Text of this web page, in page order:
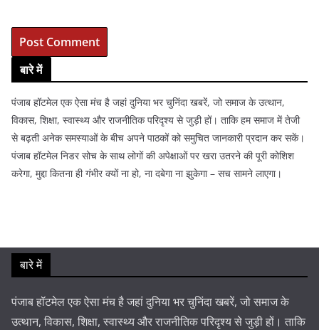
बारे में
पंजाब हॉटमेल एक ऐसा मंच है जहां दुनिया भर चुनिंदा खबरें, जो समाज के उत्थान,
विकास, शिक्षा, स्वास्थ्य और राजनीतिक परिदृश्य से जुड़ी हों। ताकि हम समाज में तेजी
से बढ़ती अनेक समस्याओं के बीच अपने पाठकों को समुचित जानकारी प्रदान कर सकें।
पंजाब हॉटमेल निडर सोच के साथ लोगों की अपेक्षाओं पर खरा उतरने की पूरी कोशिश
करेगा, मुद्दा कितना ही गंभीर क्यों ना हो, ना दबेगा ना झुकेगा – सच सामने लाएगा।
बारे में
पंजाब हॉटमेल एक ऐसा मंच है जहां दुनिया भर चुनिंदा खबरें, जो समाज के
उत्थान, विकास, शिक्षा, स्वास्थ्य और राजनीतिक परिदृश्य से जुड़ी हों। ताकि